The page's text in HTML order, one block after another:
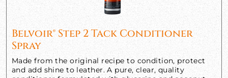
Belvoir® Step 2 Tack Conditioner
Spray
Made from the original recipe to condition, protect
and add shine to leather. A pure, clear, quality